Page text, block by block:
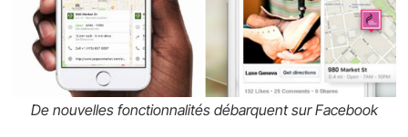
De nouvelles fonctionnalités débarquent sur Facebook